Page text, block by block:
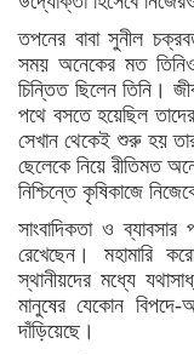
তপনের বাবা সুনীল
সময় অনেকের মত
চিন্তিত ছিলেন তিনি।
পথে বসতে হয়েছিল
সেখান থেকেই শুরু হয়
ছেলেকে নিয়ে রীতিমত
নিশ্চিন্তে কৃষিকাজে
সাংবাদিকতা ও
রেখেছেন। মহামারি
স্থানীয়দের মধ্যে
মানুষের যেকোন
দাঁড়িয়েছে।